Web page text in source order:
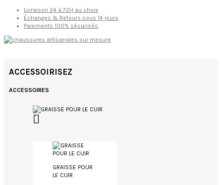
Livraison 24 à 72H au choix
Échanges & Retours sous 14 jours
Paiements 100% sécurisés
ACCESSOIRISEZ
ACCESSOIRES

GRAISSE POUR
LE CUIR